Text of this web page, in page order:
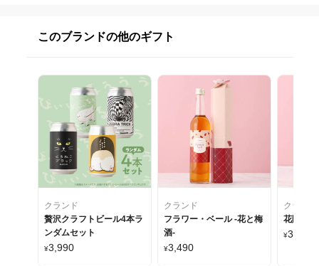
このブランドの他のギフト
クランド
贅沢クラフトビール4本ラ
ンダムセット
¥3,990
クランド
フラワー・ベール -花と梅
酒-
¥3,490
クランド
花贈る
¥3,490